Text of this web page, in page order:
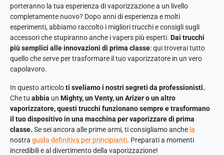
porteranno la tua esperienza di vaporizzazione a un livello
completamente nuovo? Dopo anni di esperienza e molti
esperimenti, abbiamo raccolto i migliori trucchi e consigli sugli
accessori che stupiranno anche i vapers più esperti. Dai trucchi
più semplici alle innovazioni di prima classe: qui troverai tutto
quello che serve per trasformare il tuo vaporizzatore in un vero
capolavoro.
In questo articoloti sveliamo i nostri segreti da professionisti.
Che tu abbia un Mighty, un Venty, un Arizer o un altro
vaporizzatore, questi trucchi funzionano sempre e trasformano
il tuo dispositivo in una macchina per vaporizzare di prima
classe. Se sei ancora alle prime armi, ti consigliamo anche la
nostra guida definitiva per principianti. Preparati a momenti
incredibili e al divertimento della vaporizzazione!